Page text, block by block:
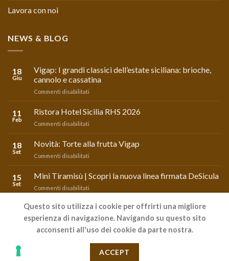
Lavora con noi
NEWS & BLOG
18
Giu
Vigap: I grandi classici dell’estate siciliana: brioche,
cannolo e cassatina
Commenti disabilitati
grandi
siciliana:
cassatina
11
Feb
Ristora Hotel Sicilia RHS 2026
Commenti disabilitati
Hotel
Sicilia
18
Set
Novità: Torte alla frutta Vigap
Commenti disabilitati
Torte
alla
15
Set
Mini Tiramisù | Scopri la nuova linea firmata DeSicula
Commenti disabilitati
Tiramisù
Scopri
la
firmata
Powered by LIFEADV
Copyright 2026 ©
Questo sito utilizza i cookie per offrirti una migliore
esperienza di navigazione. Navigando su questo sito
acconsenti all'uso dei cookie da parte nostra.
ACCEPT